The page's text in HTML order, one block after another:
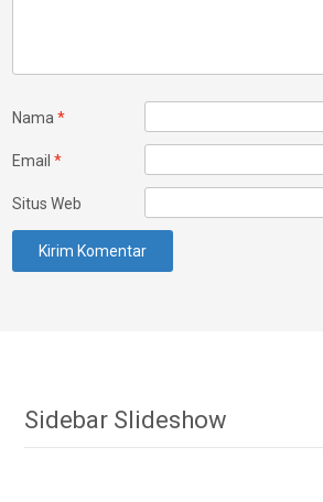
Nama*
Email*
Situs Web
Sidebar Slideshow